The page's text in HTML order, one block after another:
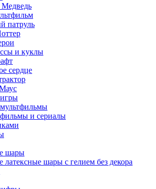
патруль
и куклы
сердце
и сериалы
шары
латексные шары с гелием без декора